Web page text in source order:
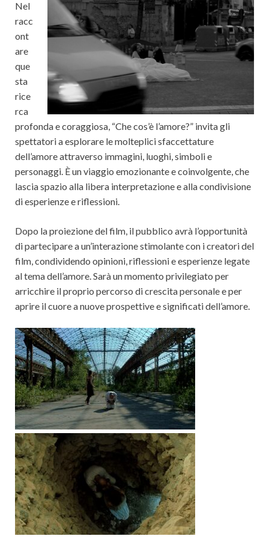
Nel
racc
ont
are
que
sta
rice
rca
profonda e coraggiosa, “Che cos’è l’amore?” invita gli
spettatori a esplorare le molteplici sfaccettature
dell’amore attraverso immagini, luoghi, simboli e
personaggi. È un viaggio emozionante e coinvolgente, che
lascia spazio alla libera interpretazione e alla condivisione
di esperienze e riflessioni.
Dopo la proiezione del film, il pubblico avrà l’opportunità
di partecipare a un’interazione stimolante con i creatori del
film, condividendo opinioni, riflessioni e esperienze legate
al tema dell’amore. Sarà un momento privilegiato per
arricchire il proprio percorso di crescita personale e per
aprire il cuore a nuove prospettive e significati dell’amore.